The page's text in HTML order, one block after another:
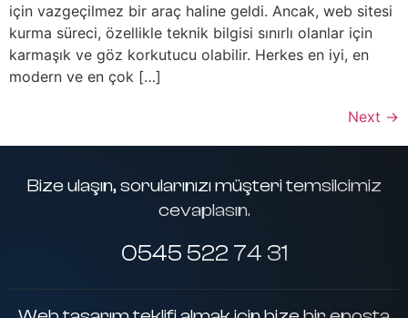
için vazgeçilmez bir araç haline geldi. Ancak, web sitesi
kurma süreci, özellikle teknik bilgisi sınırlı olanlar için
karmaşık ve göz korkutucu olabilir. Herkes en iyi, en
modern ve en çok […]
Next →
Bize ulaşın, sorularınızı müşteri temsilcimiz
cevaplasın.
0545 522 74 31